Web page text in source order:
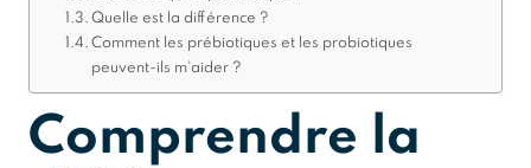
Quelle est la différence ?
Comment les prébiotiques et les probiotiques
peuvent-ils m’aider ?
Comprendre la